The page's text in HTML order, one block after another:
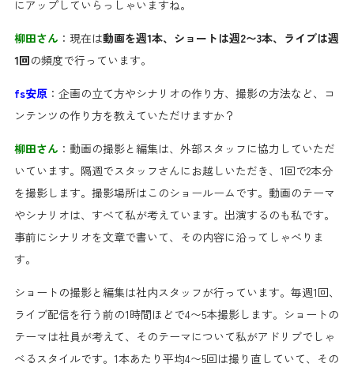
にアップしていらっしゃいますね。
柳田さん ：現在は動画を週1本、ショートは週2〜3本、ライブは週
1回の頻度で行っています。
fs安原：企画の立て方やシナリオの作り方、撮影の方法など、コ
ンテンツの作り方を教えていただけますか？
柳田さん ：動画の撮影と編集は、外部スタッフに協力していただ
いています。隔週でスタッフさんにお越しいただき、1回で2本分
を撮影します。撮影場所はこのショールームです。動画のテーマ
やシナリオは、すべて私が考えています。出演するのも私です。
事前にシナリオを文章で書いて、その内容に沿ってしゃべりま
す。
ショートの撮影と編集は社内スタッフが行っています。毎週1回、
ライブ配信を行う前の1時間ほどで4〜5本撮影します。ショートの
テーマは社員が考えて、そのテーマについて私がアドリブでしゃ
べるスタイルです。1本あたり平均4〜5回は撮り直していて、その